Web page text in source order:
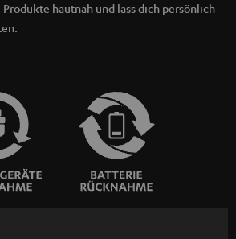
Produkte hautnah und lass dich persönlich